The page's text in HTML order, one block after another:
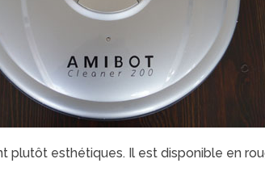
esthétiques. Il est disponible en